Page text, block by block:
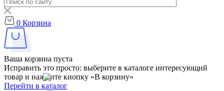
0 Корзина
Ваша корзина пуста
Исправить это просто: выберите в каталоге интересующий
товар и нажмите кнопку «В корзину»
Перейти в каталог